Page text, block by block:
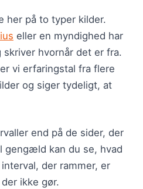
her på to typer kilder.
eller en myndighed har
hvornår det er fra.
vi erfaringstal fra flere
og siger tydeligt, at
end på de sider, der
kan du se, hvad
der rammer, er
ikke gør.